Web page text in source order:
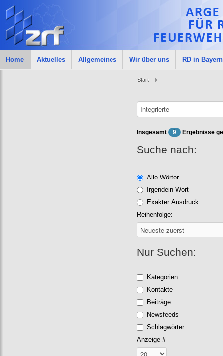
Home Aktuelles Allgemeines Wir über uns RD in Bayern
Start
Insgesamt 9 Ergebnisse
Suche nach:
Alle Wörter
Irgendein Wort
Exakter Ausdruck
Reihenfolge:
Nur Suchen:
Kategorien
Kontakte
Beiträge
Newsfeeds
Schlagwörter
Anzeige #